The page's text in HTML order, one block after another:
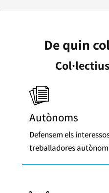
De quin
Autònoms
Defensem els
treballadores